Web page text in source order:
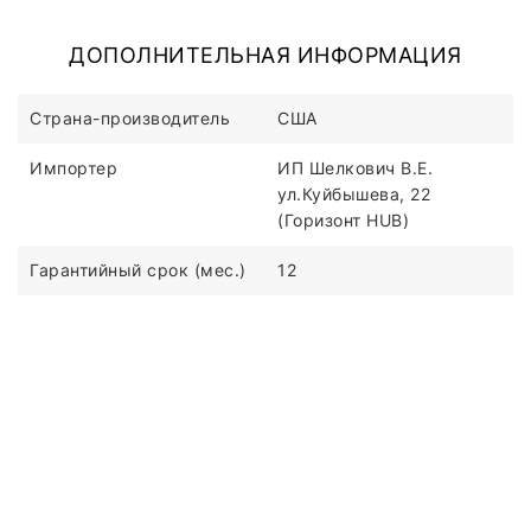
ДОПОЛНИТЕЛЬНАЯ ИНФОРМАЦИЯ
Страна-производитель США
Импортер
ИП Шелкович В.Е.
ул.Куйбышева, 22
(Горизонт HUB)
Гарантийный срок (мес.) 12